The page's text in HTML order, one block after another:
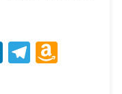
LinkedIn
Telegram